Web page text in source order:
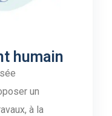
humain
un
à la